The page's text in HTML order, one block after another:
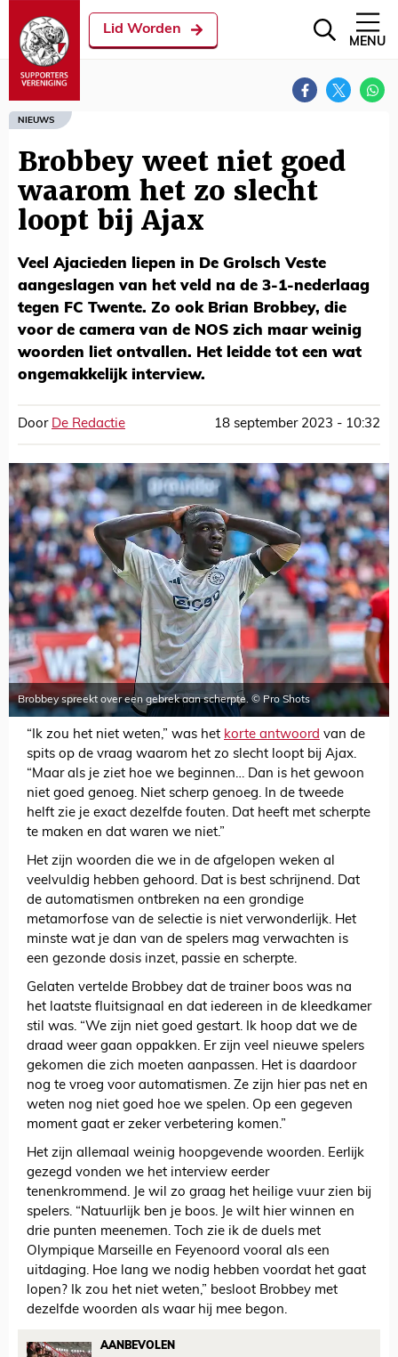
Lid Worden
MENU
NIEUWS
Brobbey weet niet goed
waarom het zo slecht
loopt bij Ajax
Veel Ajacieden liepen in De Grolsch Veste
aangeslagen van het veld na de 3-1-nederlaag
tegen FC Twente. Zo ook Brian Brobbey, die
voor de camera van de NOS zich maar weinig
woorden liet ontvallen. Het leidde tot een wat
ongemakkelijk interview.
Door De Redactie 18 september 2023 - 10:32
Brobbey spreekt over een gebrek aan scherpte. © Pro Shots
“Ik zou het niet weten,” was het korte antwoord van de
spits op de vraag waarom het zo slecht loopt bij Ajax.
“Maar als je ziet hoe we beginnen… Dan is het gewoon
niet goed genoeg. Niet scherp genoeg. In de tweede
helft zie je exact dezelfde fouten. Dat heeft met scherpte
te maken en dat waren we niet.”
Het zijn woorden die we in de afgelopen weken al
veelvuldig hebben gehoord. Dat is best schrijnend. Dat
de automatismen ontbreken na een grondige
metamorfose van de selectie is niet verwonderlijk. Het
minste wat je dan van de spelers mag verwachten is
een gezonde dosis inzet, passie en scherpte.
Gelaten vertelde Brobbey dat de trainer boos was na
het laatste fluitsignaal en dat iedereen in de kleedkamer
stil was. “We zijn niet goed gestart. Ik hoop dat we de
draad weer gaan oppakken. Er zijn veel nieuwe spelers
gekomen die zich moeten aanpassen. Het is daardoor
nog te vroeg voor automatismen. Ze zijn hier pas net en
weten nog niet goed hoe we spelen. Op een gegeven
moment gaat er zeker verbetering komen.”
Het zijn allemaal weinig hoopgevende woorden. Eerlijk
gezegd vonden we het interview eerder
tenenkrommend. Je wil zo graag het heilige vuur zien bij
spelers. “Natuurlijk ben je boos. Je wilt hier winnen en
drie punten meenemen. Toch zie ik de duels met
Olympique Marseille en Feyenoord vooral als een
uitdaging. Hoe lang we nodig hebben voordat het gaat
lopen? Ik zou het niet weten,” besloot Brobbey met
dezelfde woorden als waar hij mee begon.
AANBEVOLEN